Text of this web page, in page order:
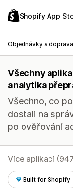
Shopify App
Objednávky a doprava
Všechny
analytika
Všechno, co
dostali na
po ověřování
Více aplikací
Built for Shopify